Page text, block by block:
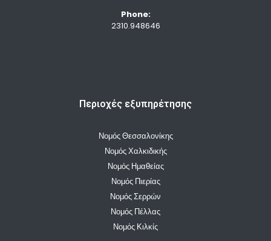
Phone:
2310.948646
Περιοχές εξυπηρέτησης
Νομός Θεσσαλονίκης
Νομός Χαλκιδικής
Νομός Ημαθείας
Νομός Πιερίας
Νομός Σερρών
Νομός Πέλλας
Νομός Κιλκίς